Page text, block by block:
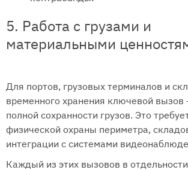
5. Работа с грузами и
материальными
Для портов, грузовых терминалов и
временного хранения ключевой вызов
полной сохранности грузов. Это
физической охраны периметра,
интеграции с системами
Каждый из этих вызовов в